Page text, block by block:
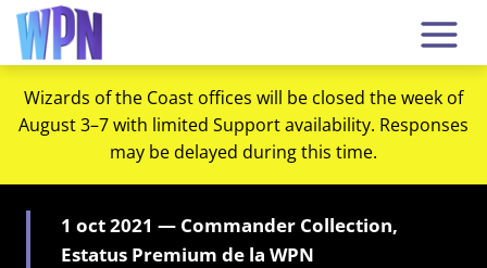
Wizards of the Coast offices will be closed the week of
August 3–7 with limited Support availability. Responses
may be delayed during this time.
1 oct 2021 — Commander Collection,
Estatus Premium de la WPN